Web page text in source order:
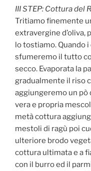
III STEP: Cottura del
Tritiamo finemente
extravergine d’oliva,
lo tostiamo. Quando
sfumeremo il tutto
secco. Evaporata la
gradualmente il riso
aggiungeremo un pò
vera e propria
metà cottura
mestoli di ragù poi
ulteriore brodo
cottura ultimata e a
con il burro ed il